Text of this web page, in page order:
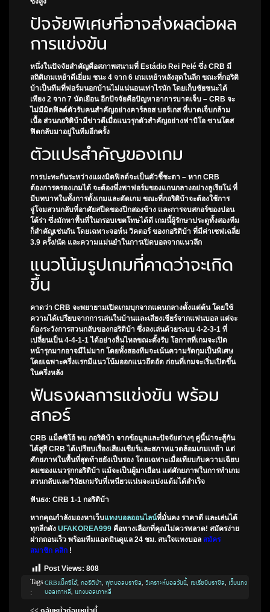
ปัจจัยพิเศษที่อาจส่งผลต่อผล
การแข่งขัน
หนึ่งในปัจจัยสำคัญคือสภาพสนามที่ Estádio Rei Pelé ซึ่ง CRB มี
สถิติเกมเหย้าดีเยี่ยม ชนะ 4 จาก 6 เกมเหย้าหลังสุดในลีก ขณะที่กอริติ
บ้าเป็นทีมที่ฟอร์มนอกบ้านไม่แน่นอนเท่าไรนัก โดยเก็บชัยชนะได้
เพียง 2 จาก 7 นัดเยือน อีกปัจจัยคือปัญหาอาการบาดเจ็บ – CRB จะ
ไม่มีมิดฟิลด์ตัวรับคนสำคัญอย่างคาร์ลอส บอร์เกส ที่บาดเจ็บกล้าม
เนื้อ ส่วนกอริติบ้ามีข่าวดีเมื่อแนวรุกตัวสำคัญอย่างฟาบิโอ ซานโตส
ฟิตกลับมาอยู่ในทีมอีกครั้ง
ตัวแปรสำคัญของเกม
การปะทะกันระหว่างแผงมิดฟิลด์จะเป็นตัวชี้ชะตา – หาก CRB
ต้องการครองเกมได้ จะต้องพึ่งพาฟอร์มของแกนกลางอย่างลูเรียโน่ ที่
มีบทบาทในทั้งการตั้งเกมและตัดเกม ขณะที่กอริติบ้าจะต้องใช้การ
จู่โจมสวนกลับที่อาศัยสปีดของปีกสองข้าง และการจบสกอร์ของปอน
โต้ร่า ซึ่งมักหาพื้นที่ในกรอบเขตโทษได้ดี เกมนี้ผู้รักษาประตูทั้งสองทีม
ก็สำคัญเช่นกัน โดยเฉพาะจอห์น วิคตอร์ ของกอริติบ้า ที่มีค่าเซฟเฉลี่ย
3.9 ครั้ง/นัด และความแม่นยำในการเปิดบอลจากแนวลึก
แนวโน้มรูปเกมที่คาดว่าจะเกิด
ขึ้น
คาดว่า CRB จะพยายามเปิดเกมบุกจากแดนกลางตั้งแต่ต้น โดยใช้
ความได้เปรียบจากการเล่นในบ้านและเสียงเชียร์จากแฟนบอล แต่จะ
ต้องระวังการสวนกลับของกอริติบ้า ซึ่งลงเล่นด้วยระบบ 4-2-3-1 ที่
เปลี่ยนเป็น 4-4-1-1 ได้อย่างลื่นไหลขณะตั้งรับ โอกาสที่เกมจะเปิด
หน้ารุกมากอาจมีไม่มาก โดยทั้งสองทีมจะเน้นความรัดกุมเป็นพิเศษ
โดยเฉพาะครึ่งแรกมีแนวโน้มออกแนวอึดอัด ก่อนที่เกมจะเริ่มเปิดขึ้น
ในครึ่งหลัง
ฟันธงผลการแข่งขัน พร้อม
สกอร์
CRB แม็คซิโอ้ พบ กอริติบ้า จากข้อมูลและปัจจัยต่างๆ คู่นี้น่าจะสู้กัน
ได้สูสี CRB ได้เปรียบเรื่องเสียงเชียร์และสภาพแวดล้อมเกมเหย้า แต่
ศักยภาพในพื้นที่สุดท้ายยังเป็นรอง โดยเฉพาะเมื่อเทียบกับความเฉียบ
คมของแนวรุกกอริติบ้า แม้จะเป็นผู้มาเยือน แต่ศักยภาพในการทำเกม
สวนกลับและวินัยเกมรับที่เหนียวแน่นจะแบ่งแต้มได้สำเร็จ
ฟันธง: CRB 1-1 กอริติบ้า
หากคุณกำลังมองหาเว็บแทงบอลออนไลน์ที่มั่นคง ราคาดี และเล่นได้
ทุกลีกดัง UFAKOREA999 คือทางเลือกที่คุณไม่ควรพลาด! สมัครง่าย
ฝากถอนเร็ว พร้อมทีมแอดมินดูแล 24 ชม. สนใจแทงบอล สมัคร
สมาชิก คลิก !
Post Views: 808
Tags
:
CRBแม็คซิโอ้, กอริติบ้า, ฟุตบอลบราซิล, วิเคราะห์บอลวันนี้, เซเรียบีบราซิล, เว็บแทง
บอลเกาหลี, แทงบอลเกาหลี